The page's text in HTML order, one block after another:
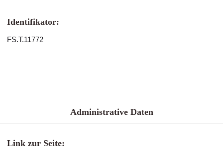
Identifikator:
FS.T.11772
Administrative Daten
Link zur Seite: